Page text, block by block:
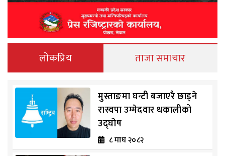
लोकप्रिय ताजा समाचार
मुस्ताङमा घन्टी बजाएरै छाड्ने
रास्वपा उम्मेदवार थकालीको
उद्घोष
८ माघ २०८२